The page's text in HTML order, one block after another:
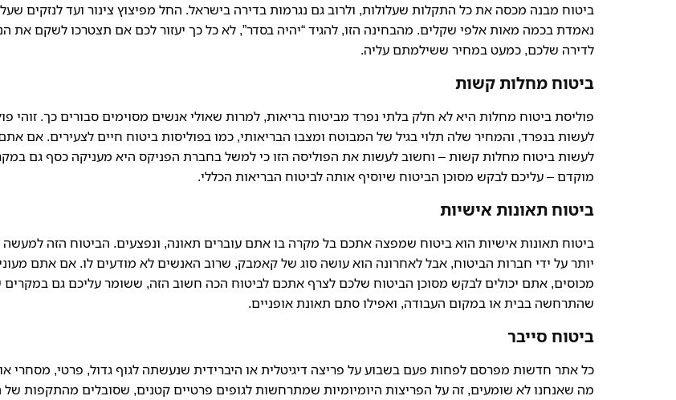
ביטוח מבנה מכסה את כל התקלות שעלולות, ולרוב גם נגרמות בדירה בישראל. החל מפיצוץ צינור ועד לנזקים
נאמדת בכמה מאות אלפי שקלים. מהבחינה הזו, להגיד “יהיה בסדר”, לא כל כך יעזור לכם אם תצטרכו לשקם את
לדירה שלכם, כמעט במחיר ששילמתם עליה.
ביטוח מחלות קשות
פוליסת ביטוח מחלות היא לא חלק בלתי נפרד מביטוח בריאות, למרות שאולי אנשים מסוימים סבורים כך. זוהי
לעשות בנפרד, והמחיר שלה תלוי בגיל של המבוטח ומצבו הבריאותי, כמו בפוליסות ביטוח חיים לצעירים. אם אתם
לעשות ביטוח מחלות קשות – וחשוב לעשות את הפוליסה הזו כי למשל בחברת הפניקס היא מעניקה כסף גם
מוקדם – עליכם לבקש מסוכן הביטוח שיוסיף אותה לביטוח הבריאות הכללי.
ביטוח תאונות אישיות
ביטוח תאונות אישיות הוא ביטוח שמפצה אתכם בל מקרה בו אתם עוברים תאונה, ונפצעים. הביטוח הזה למעשה
יותר על ידי חברות הביטוח, אבל לאחרונה הוא עושה סוג של קאמבק, שרוב האנשים לא מודעים לו. אם אתם
מכוסים, אתם יכולים לבקש מסוכן הביטוח שלכם לצרף אתכם לביטוח הכה חשוב הזה, ששומר עליכם גם במקרים
שהתרחשה בבית או במקום העבודה, ואפילו סתם תאונת אופניים.
ביטוח סייבר
כל אתר חדשות מפרסם לפחות פעם בשבוע על פריצה דיגיטלית או היברידית שנעשתה לגוף גדול, פרטי, מסחרי
מה שאנחנו לא שומעים, זה על הפריצות היומיומיות שמתרחשות לגופים פרטיים קטנים, שסובלים מהתקפות